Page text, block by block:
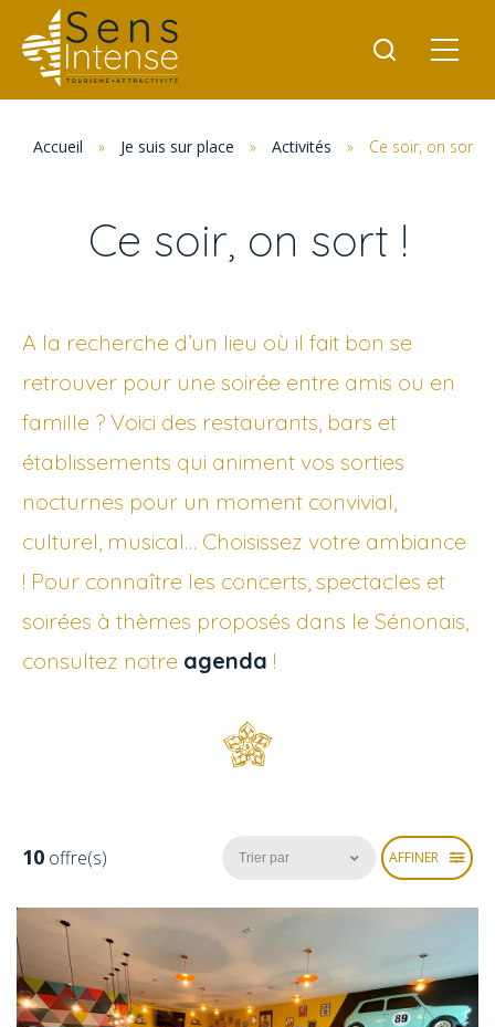
Accueil » Je suis sur place » Activités » Ce soir, on sort !
Ce soir, on sort !
A la recherche d’un lieu où il fait bon se
retrouver pour une soirée entre amis ou en
famille ? Voici des restaurants, bars et
établissements qui animent vos sorties
nocturnes pour un moment convivial,
culturel, musical… Choisissez votre ambiance
! Pour connaître les concerts, spectacles et
soirées à thèmes proposés dans le Sénonais,
consultez notre agenda !
10 offre(s) AFFINER